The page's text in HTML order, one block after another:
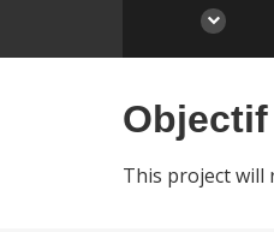
This project will